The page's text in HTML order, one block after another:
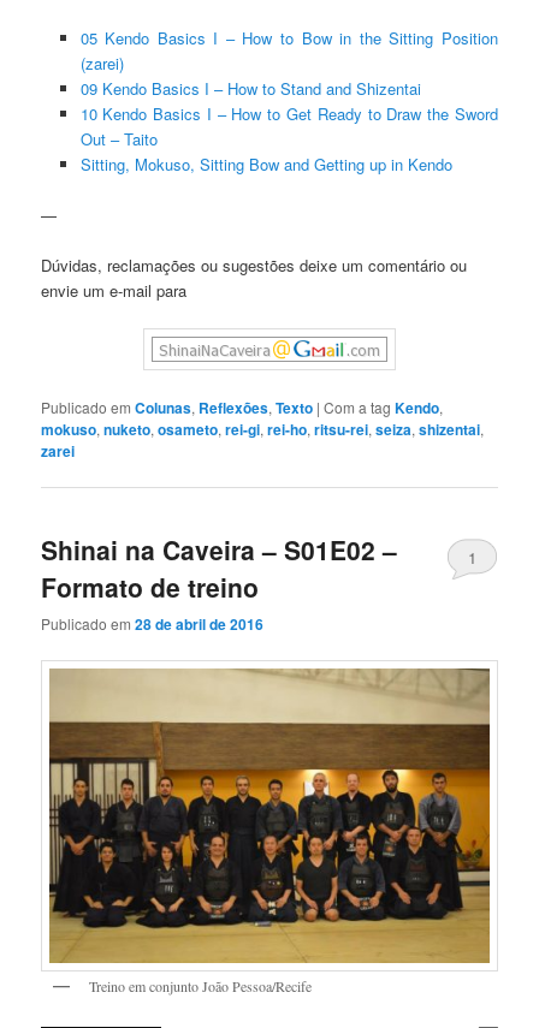
05 Kendo Basics I – How to Bow in the Sitting Position
(zarei)
09 Kendo Basics I – How to Stand and Shizentai
10 Kendo Basics I – How to Get Ready to Draw the Sword
Out – Taito
Sitting, Mokuso, Sitting Bow and Getting up in Kendo
—
Dúvidas, reclamações ou sugestões deixe um comentário ou
envie um e-mail para
Publicado em Colunas, Reflexões,Texto |Com a tagKendo,
mokuso,nuketo,osameto,rei-gi,rei-ho,ritsu-rei,seiza,shizentai,
zarei
Shinai na Caveira – S01E02 –
Formato de treino
Publicado em28 de abril de 2016
1
Treino em conjunto João Pessoa/Recife